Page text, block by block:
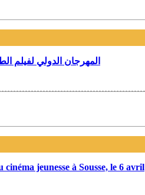
المهرجان الدولي لفيلم
jeunesse à Sousse, le 6 avril